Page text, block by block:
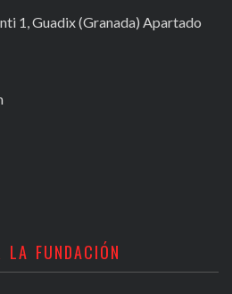
1, Guadix (Granada) Apartado
LA FUNDACIÓN